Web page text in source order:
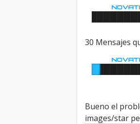
30 Mensajes
Bueno el
images/star